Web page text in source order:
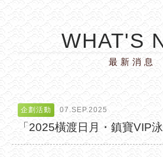
WHAT'S
最新消息
企劃活動 07.SEP.2025
「2025橫渡日月・鎮寶VIP泳